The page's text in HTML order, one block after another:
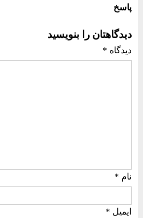
پاسخ
دیدگاهتان را بنویسید
دیدگاه *
نام *
ایمیل *